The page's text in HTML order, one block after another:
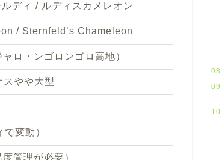
ディ / ルディスカメレオン
/ Sternfeld’s Chameleon
ロ・ンゴロンゴロ高地）
やや大型
変動）
管理が必要）